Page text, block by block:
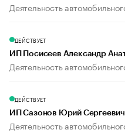
Деятельность
ДЕЙСТВУЕТ
ИП Посисеев Александр
Деятельность
ДЕЙСТВУЕТ
ИП Сазонов Юрий Сергеевич
Деятельность